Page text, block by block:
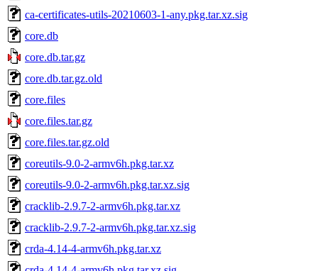
ca-certificates-utils-20210603-1-any.pkg.tar.xz.sig
core.db
core.db.tar.gz
core.db.tar.gz.old
core.files
core.files.tar.gz
core.files.tar.gz.old
coreutils-9.0-2-armv6h.pkg.tar.xz
coreutils-9.0-2-armv6h.pkg.tar.xz.sig
cracklib-2.9.7-2-armv6h.pkg.tar.xz
cracklib-2.9.7-2-armv6h.pkg.tar.xz.sig
crda-4.14-4-armv6h.pkg.tar.xz